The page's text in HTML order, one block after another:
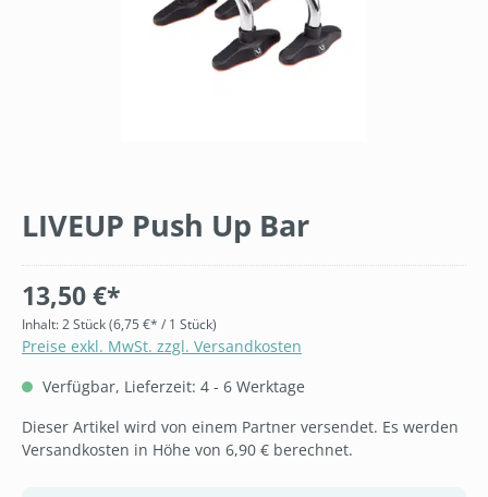
LIVEUP Push Up Bar
13,50 €*
Inhalt:2 Stück(6,75 €* / 1 Stück)
Preise exkl. MwSt. zzgl. Versandkosten
Verfügbar, Lieferzeit: 4 - 6 Werktage
Dieser Artikel wird von einem Partner versendet. Es werden
Versandkosten in Höhe von 6,90 € berechnet.